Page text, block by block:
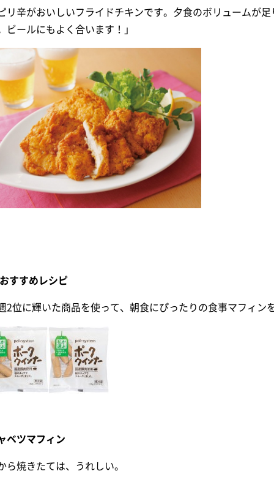
リ辛がおいしいフライドチキンです。夕食のボリュームが
ビールにもよく合います！」
すすめレシピ
2位に輝いた商品を使って、朝食にぴったりの食事マフィン
ベツマフィン
ら焼きたては、うれしい。